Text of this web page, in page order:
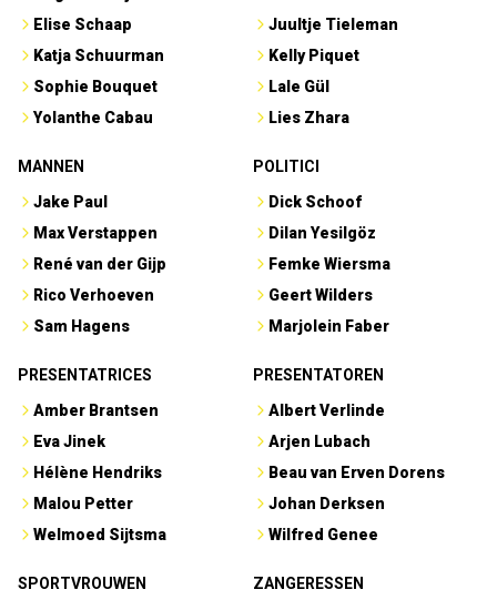
Elise Schaap
Katja Schuurman
Sophie Bouquet
Yolanthe Cabau
Juultje Tieleman
Kelly Piquet
Lale Gül
Lies Zhara
MANNEN
Jake Paul
Max Verstappen
René van der Gijp
Rico Verhoeven
Sam Hagens
POLITICI
Dick Schoof
Dilan Yesilgöz
Femke Wiersma
Geert Wilders
Marjolein Faber
PRESENTATRICES
Amber Brantsen
Eva Jinek
Hélène Hendriks
Malou Petter
Welmoed Sijtsma
PRESENTATOREN
Albert Verlinde
Arjen Lubach
Beau van Erven Dorens
Johan Derksen
Wilfred Genee
SPORTVROUWEN ZANGERESSEN